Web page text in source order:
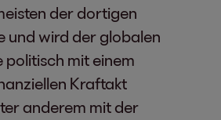
der dortigen
und wird der globalen
mit einem
Kraftakt
anderem mit der